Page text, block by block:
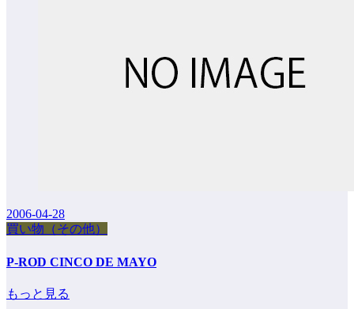
2006-04-28
買い物（その他）
P-ROD CINCO DE MAYO
もっと見る